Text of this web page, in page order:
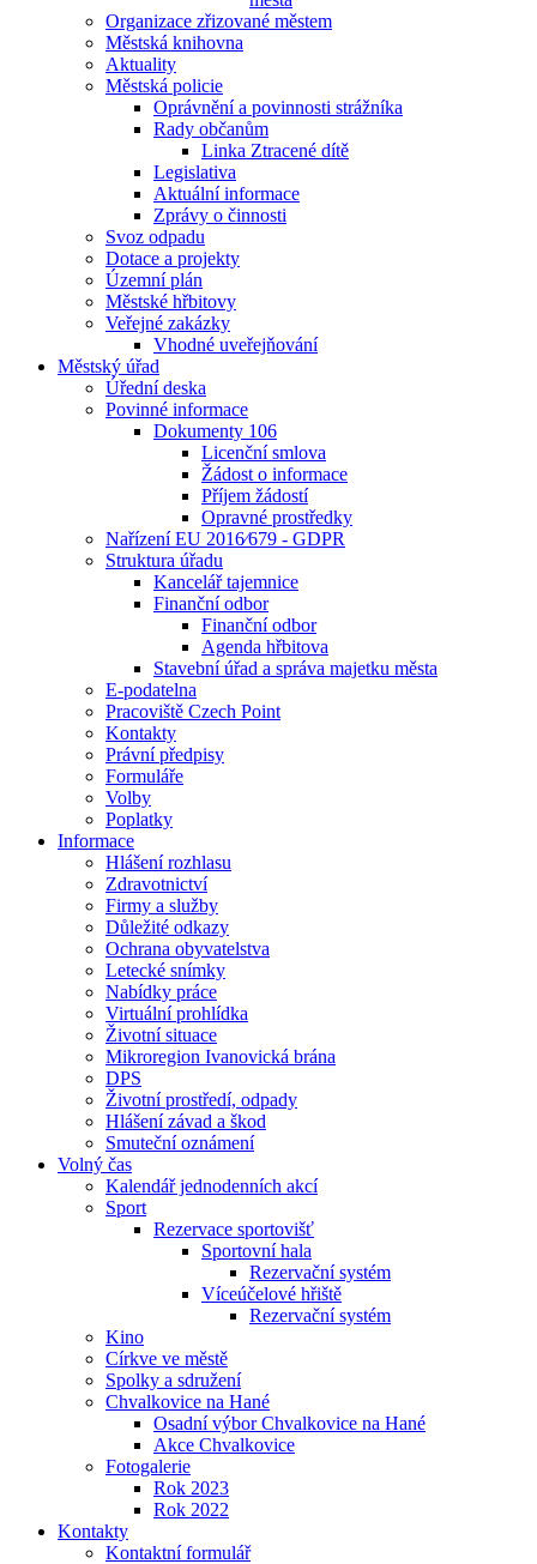
Organizace zřizované městem
Městská knihovna
Aktuality
Městská policie
Oprávnění a povinnosti strážníka
Rady občanům
Linka Ztracené dítě
Legislativa
Aktuální informace
Zprávy o činnosti
Svoz odpadu
Dotace a projekty
Územní plán
Městské hřbitovy
Veřejné zakázky
Vhodné uveřejňování
Městský úřad
Úřední deska
Povinné informace
Dokumenty 106
Licenční smlova
Žádost o informace
Příjem žádostí
Opravné prostředky
Nařízení EU 2016⁄679 - GDPR
Struktura úřadu
Kancelář tajemnice
Finanční odbor
Finanční odbor
Agenda hřbitova
Stavební úřad a správa majetku města
E-podatelna
Pracoviště Czech Point
Kontakty
Právní předpisy
Formuláře
Volby
Poplatky
Informace
Hlášení rozhlasu
Zdravotnictví
Firmy a služby
Důležité odkazy
Ochrana obyvatelstva
Letecké snímky
Nabídky práce
Virtuální prohlídka
Životní situace
Mikroregion Ivanovická brána
DPS
Životní prostředí, odpady
Hlášení závad a škod
Smuteční oznámení
Volný čas
Kalendář jednodenních akcí
Sport
Rezervace sportovišť
Sportovní hala
Rezervační systém
Víceúčelové hřiště
Rezervační systém
Kino
Církve ve městě
Spolky a sdružení
Chvalkovice na Hané
Osadní výbor Chvalkovice na Hané
Akce Chvalkovice
Fotogalerie
Rok 2023
Rok 2022
Kontakty
Kontaktní formulář